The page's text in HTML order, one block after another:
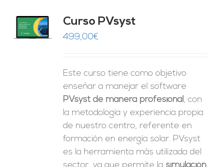
Curso PVsyst
499,00€
Este curso tiene como objetivo
enseñar a manejar el software
PVsyst de manera profesional, con
la metodología y experiencia propia
de nuestro centro, referente en
formación en energía solar. PVsyst
es la herramienta más utilizada del